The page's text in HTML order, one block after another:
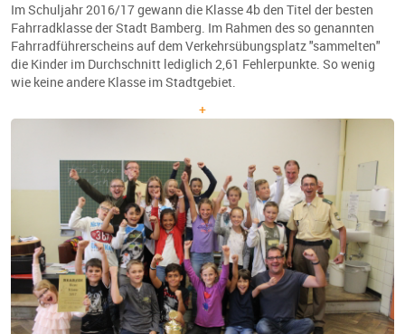
Im Schuljahr 2016/17 gewann die Klasse 4b den Titel der besten
Fahrradklasse der Stadt Bamberg. Im Rahmen des so genannten
Fahrradführerscheins auf dem Verkehrsübungsplatz "sammelten"
die Kinder im Durchschnitt lediglich 2,61 Fehlerpunkte. So wenig
wie keine andere Klasse im Stadtgebiet.
+